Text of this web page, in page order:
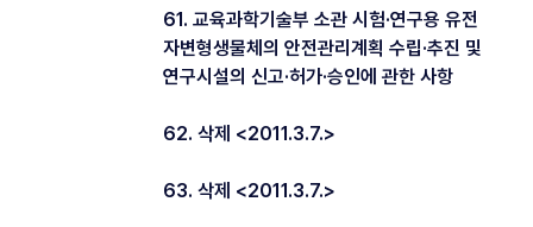
61. 교육과학기술부 소관 시험·연구용 유전
자변형생물체의 안전관리계획 수립·추진 및
연구시설의 신고·허가·승인에 관한 사항
62. 삭제 <2011.3.7.>
63. 삭제 <2011.3.7.>